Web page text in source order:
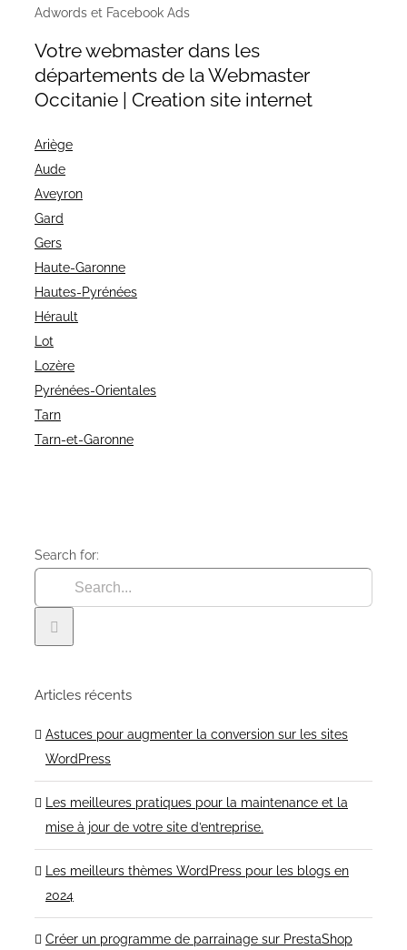
Adwords et Facebook Ads
Votre webmaster dans les
départements de la Webmaster
Occitanie | Creation site internet
Ariège
Aude
Aveyron
Gard
Gers
Haute-Garonne
Hautes-Pyrénées
Hérault
Lot
Lozère
Pyrénées-Orientales
Tarn
Tarn-et-Garonne
Search for:
Articles récents
Astuces pour augmenter la conversion sur les sites
WordPress
Les meilleures pratiques pour la maintenance et la
mise à jour de votre site d’entreprise.
Les meilleurs thèmes WordPress pour les blogs en
2024
Créer un programme de parrainage sur PrestaShop